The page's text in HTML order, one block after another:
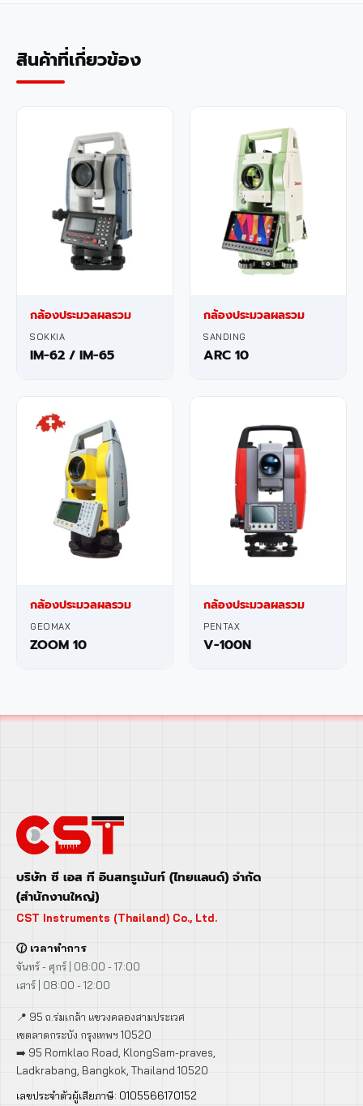
สินค้าที่เกี่ยวข้อง
กล้องประมวลผลรวม
SOKKIA
IM-62 / IM-65
กล้องประมวลผลรวม
SANDING
ARC 10
กล้องประมวลผลรวม
GEOMAX
ZOOM 10
กล้องประมวลผลรวม
PENTAX
V-100N
บริษัท ซี เอส ที อินสทรูเม้นท์ (ไทยแลนด์) จำกัด
(สำนักงานใหญ่)
CST Instruments (Thailand) Co., Ltd.
🕜 เวลาทำการ
จันทร์ - ศุกร์ | 08:00 - 17:00
เสาร์ | 08:00 - 12:00
📍 95 ถ.ร่มเกล้า แขวงคลองสามประเวศ
เขตลาดกระบัง กรุงเทพฯ 10520
➡️ 95 Romklao Road, KlongSam-praves,
Ladkrabang, Bangkok, Thailand 10520
เลขประจำตัวผู้เสียภาษี: 0105566170152